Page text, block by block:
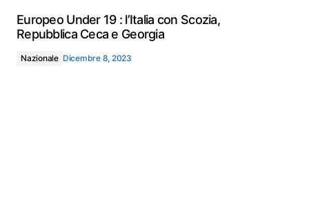
Europeo Under 19 : l’Italia con Scozia,
Repubblica Ceca e Georgia
Nazionale Dicembre 8, 2023